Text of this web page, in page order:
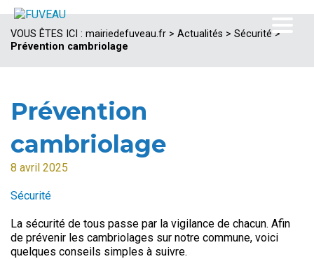
VOUS ÊTES ICI : mairiedefuveau.fr > Actualités > Sécurité>
Prévention cambriolage
Prévention
cambriolage
8 avril 2025
Sécurité
La sécurité de tous passe par la vigilance de chacun. Afin
de prévenir les cambriolages sur notre commune, voici
quelques conseils simples à suivre.